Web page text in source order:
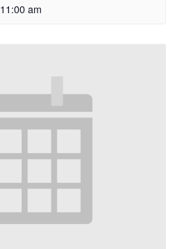
11:00 am